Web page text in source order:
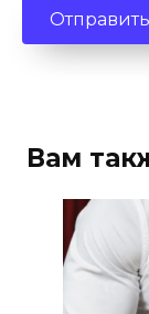
Вам